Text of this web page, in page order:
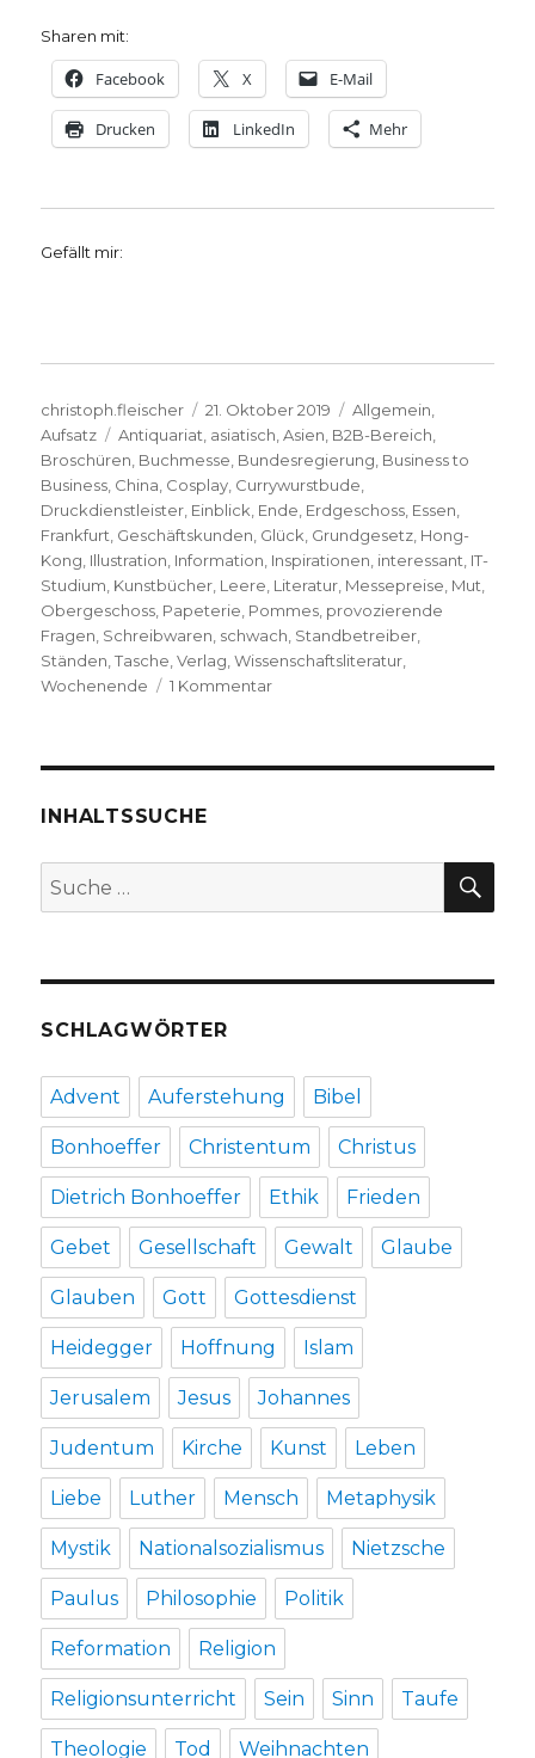
Sharen mit:
Facebook X E-Mail
Drucken LinkedIn Mehr
Gefällt mir:
Autor
christoph.fleischer
Veröffentlicht
am
21. Oktober 2019 Kategorien
Allgemein,
Aufsatz
Schlagwörter
Antiquariat, asiatisch,Asien, B2B-Bereich,
Broschüren, Buchmesse, Bundesregierung, Business to
Business, China, Cosplay, Currywurstbude,
Druckdienstleister, Einblick, Ende, Erdgeschoss, Essen,
Frankfurt, Geschäftskunden, Glück, Grundgesetz, Hong-
Kong, Illustration, Information, Inspirationen, interessant, IT-
Studium, Kunstbücher, Leere, Literatur, Messepreise, Mut,
Obergeschoss, Papeterie, Pommes, provozierende
Fragen, Schreibwaren, schwach, Standbetreiber,
Ständen,Tasche,Verlag,Wissenschaftsliteratur,
Wochenende
1 Kommentarzu
2019
INHALTSSUCHE
Suche
nach:
SCHLAGWÖRTER
Advent Auferstehung Bibel
Bonhoeffer Christentum Christus
Dietrich Bonhoeffer Ethik Frieden
Gebet Gesellschaft Gewalt Glaube
Glauben Gott Gottesdienst
Heidegger Hoffnung Islam
Jerusalem Jesus Johannes
Judentum Kirche Kunst Leben
Liebe Luther Mensch Metaphysik
Mystik Nationalsozialismus Nietzsche
Paulus Philosophie Politik
Reformation Religion
Religionsunterricht Sein Sinn Taufe
Theologie Tod Weihnachten